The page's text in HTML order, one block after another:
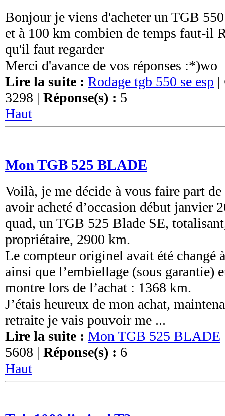
Bonjour je viens d'acheter un TGB
et à 100 km combien de temps faut-il
qu'il faut regarder
Merci d'avance de vos réponses :*)wo
Lire la suite : Rodage tgb 550 se esp |
3298 | Réponse(s) : 5
Haut
Mon TGB 525 BLADE
Voilà, je me décide à vous faire part
avoir acheté d’occasion début janvier
quad, un TGB 525 Blade SE,
propriétaire, 2900 km.
Le compteur originel avait été changé
ainsi que l’embiellage (sous garantie)
montre lors de l’achat : 1368 km.
J’étais heureux de mon achat,
retraite je vais pouvoir me ...
Lire la suite : Mon TGB 525 BLADE
5608 | Réponse(s) : 6
Haut